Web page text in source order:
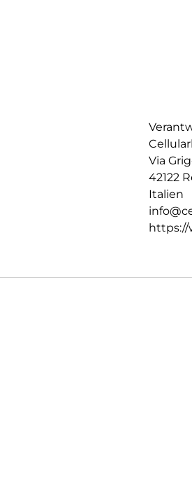
Via
42122
Italien
https://